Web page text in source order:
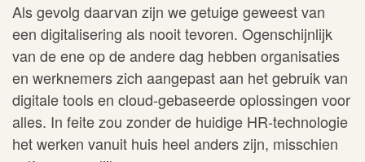
Als gevolg daarvan zijn we getuige geweest van
een digitalisering als nooit tevoren. Ogenschijnlijk
van de ene op de andere dag hebben organisaties
en werknemers zich aangepast aan het gebruik van
digitale tools en cloud-gebaseerde oplossingen voor
alles. In feite zou zonder de huidige HR-technologie
het werken vanuit huis heel anders zijn, misschien